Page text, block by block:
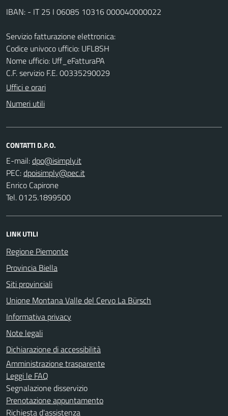
IBAN: - IT 25 I 06085 10316 000040000022
Servizio fatturazione elettronica:
Codice univoco ufficio: UFL8SH
Nome ufficio: Uff_eFatturaPA
C.F. servizio F.E. 00335290029
Uffici e orari
Numeri utili
CONTATTI D.P.O.
E-mail:
PEC:
Enrico Capirone
Tel. 0125.1899500
LINK UTILI
Regione Piemonte
Provincia Biella
Siti provinciali
Unione Montana Valle del Cervo La Bürsch
Informativa privacy
Note legali
Dichiarazione di accessibilità
Amministrazione trasparente
Leggi le FAQ
Segnalazione disservizio
Prenotazione appuntamento
Richiesta d'assistenza